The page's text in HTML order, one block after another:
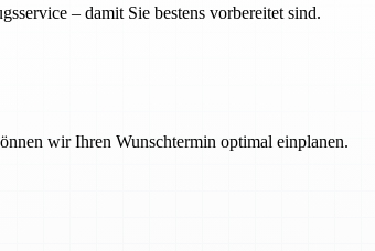
– damit Sie bestens vorbereitet sind.
wir Ihren Wunschtermin optimal einplanen.